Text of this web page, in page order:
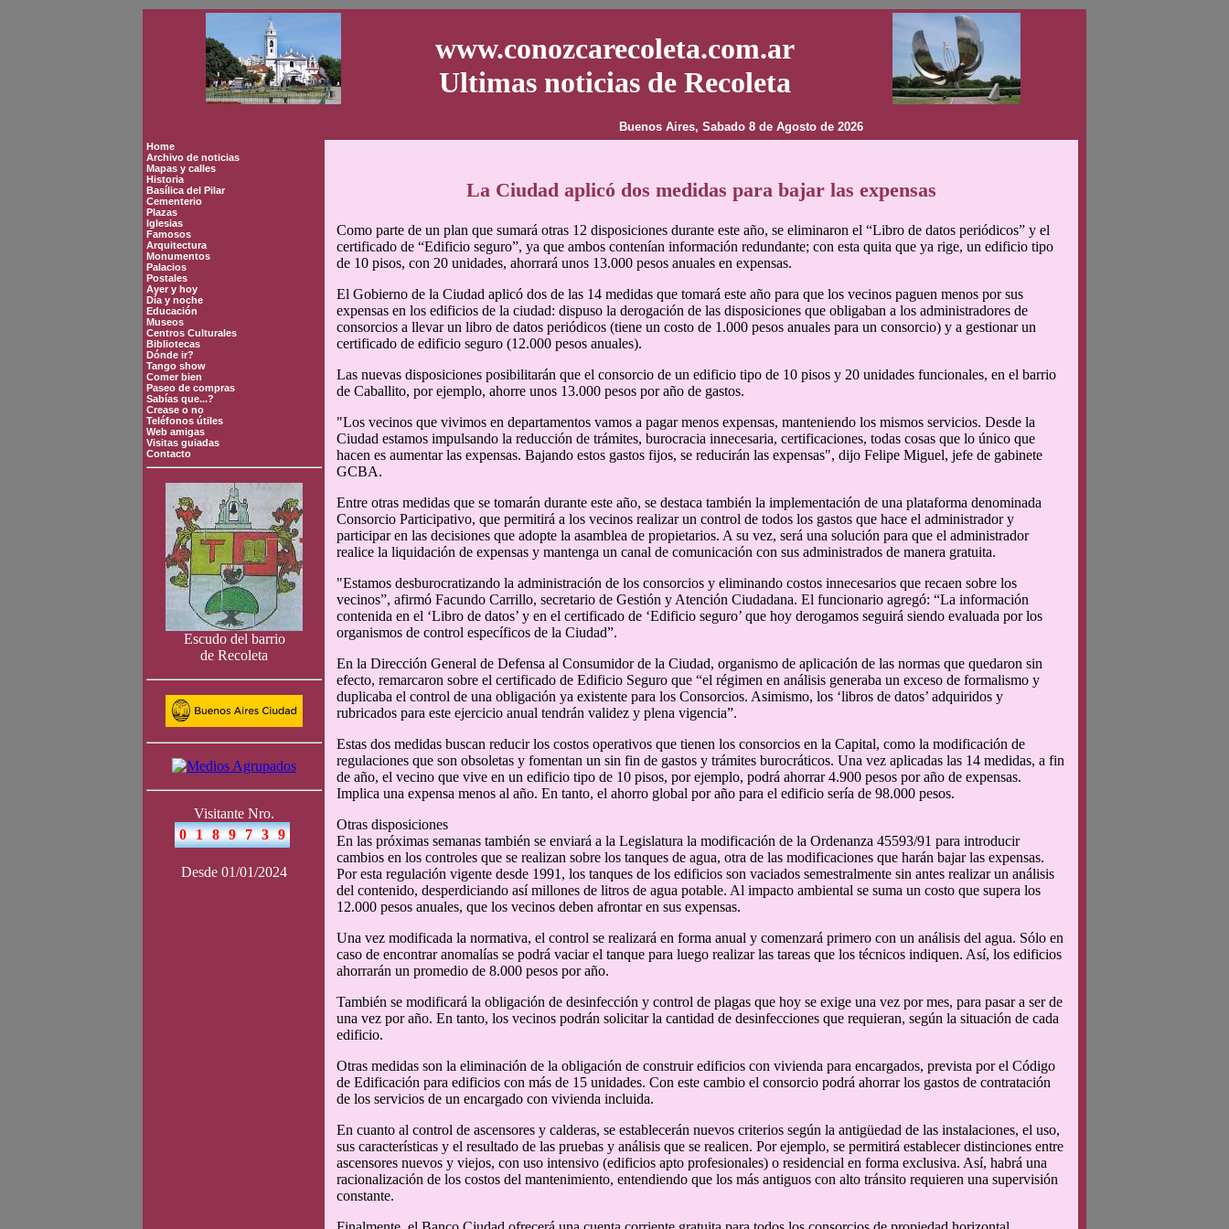
www.conozcarecoleta.com.ar
Ultimas noticias de Recoleta
Buenos Aires, Sabado 8 de Agosto de 2026
Home
Archivo de noticias
Mapas y calles
Historia
Basílica del Pilar
Cementerio
Plazas
Iglesias
Famosos
Arquitectura
Monumentos
Palacios
Postales
Ayer y hoy
Día y noche
Educación
Museos
Centros Culturales
Bibliotecas
Dónde ir?
Tango show
Comer bien
Paseo de compras
Sabías que...?
Crease o no
Teléfonos útiles
Web amigas
Visitas guiadas
Contacto
Escudo del barrio
de Recoleta
Visitante Nro.
Desde 01/01/2024
La Ciudad aplicó dos medidas para bajar las expensas
Como parte de un plan que sumará otras 12 disposiciones durante este año, se eliminaron el “Libro de datos periódicos” y el
certificado de “Edificio seguro”, ya que ambos contenían información redundante; con esta quita que ya rige, un edificio tipo
de 10 pisos, con 20 unidades, ahorrará unos 13.000 pesos anuales en expensas.
El Gobierno de la Ciudad aplicó dos de las 14 medidas que tomará este año para que los vecinos paguen menos por sus
expensas en los edificios de la ciudad: dispuso la derogación de las disposiciones que obligaban a los administradores de
consorcios a llevar un libro de datos periódicos (tiene un costo de 1.000 pesos anuales para un consorcio) y a gestionar un
certificado de edificio seguro (12.000 pesos anuales).
Las nuevas disposiciones posibilitarán que el consorcio de un edificio tipo de 10 pisos y 20 unidades funcionales, en el barrio
de Caballito, por ejemplo, ahorre unos 13.000 pesos por año de gastos.
"Los vecinos que vivimos en departamentos vamos a pagar menos expensas, manteniendo los mismos servicios. Desde la
Ciudad estamos impulsando la reducción de trámites, burocracia innecesaria, certificaciones, todas cosas que lo único que
hacen es aumentar las expensas. Bajando estos gastos fijos, se reducirán las expensas", dijo Felipe Miguel, jefe de gabinete
GCBA.
Entre otras medidas que se tomarán durante este año, se destaca también la implementación de una plataforma denominada
Consorcio Participativo, que permitirá a los vecinos realizar un control de todos los gastos que hace el administrador y
participar en las decisiones que adopte la asamblea de propietarios. A su vez, será una solución para que el administrador
realice la liquidación de expensas y mantenga un canal de comunicación con sus administrados de manera gratuita.
"Estamos desburocratizando la administración de los consorcios y eliminando costos innecesarios que recaen sobre los
vecinos”, afirmó Facundo Carrillo, secretario de Gestión y Atención Ciudadana. El funcionario agregó: “La información
contenida en el ‘Libro de datos’ y en el certificado de ‘Edificio seguro’ que hoy derogamos seguirá siendo evaluada por los
organismos de control específicos de la Ciudad”.
En la Dirección General de Defensa al Consumidor de la Ciudad, organismo de aplicación de las normas que quedaron sin
efecto, remarcaron sobre el certificado de Edificio Seguro que “el régimen en análisis generaba un exceso de formalismo y
duplicaba el control de una obligación ya existente para los Consorcios. Asimismo, los ‘libros de datos’ adquiridos y
rubricados para este ejercicio anual tendrán validez y plena vigencia”.
Estas dos medidas buscan reducir los costos operativos que tienen los consorcios en la Capital, como la modificación de
regulaciones que son obsoletas y fomentan un sin fin de gastos y trámites burocráticos. Una vez aplicadas las 14 medidas, a fin
de año, el vecino que vive en un edificio tipo de 10 pisos, por ejemplo, podrá ahorrar 4.900 pesos por año de expensas.
Implica una expensa menos al año. En tanto, el ahorro global por año para el edificio sería de 98.000 pesos.
Otras disposiciones
En las próximas semanas también se enviará a la Legislatura la modificación de la Ordenanza 45593/91 para introducir
cambios en los controles que se realizan sobre los tanques de agua, otra de las modificaciones que harán bajar las expensas.
Por esta regulación vigente desde 1991, los tanques de los edificios son vaciados semestralmente sin antes realizar un análisis
del contenido, desperdiciando así millones de litros de agua potable. Al impacto ambiental se suma un costo que supera los
12.000 pesos anuales, que los vecinos deben afrontar en sus expensas.
Una vez modificada la normativa, el control se realizará en forma anual y comenzará primero con un análisis del agua. Sólo en
caso de encontrar anomalías se podrá vaciar el tanque para luego realizar las tareas que los técnicos indiquen. Así, los edificios
ahorrarán un promedio de 8.000 pesos por año.
También se modificará la obligación de desinfección y control de plagas que hoy se exige una vez por mes, para pasar a ser de
una vez por año. En tanto, los vecinos podrán solicitar la cantidad de desinfecciones que requieran, según la situación de cada
edificio.
Otras medidas son la eliminación de la obligación de construir edificios con vivienda para encargados, prevista por el Código
de Edificación para edificios con más de 15 unidades. Con este cambio el consorcio podrá ahorrar los gastos de contratación
de los servicios de un encargado con vivienda incluida.
En cuanto al control de ascensores y calderas, se establecerán nuevos criterios según la antigüedad de las instalaciones, el uso,
sus características y el resultado de las pruebas y análisis que se realicen. Por ejemplo, se permitirá establecer distinciones entre
ascensores nuevos y viejos, con uso intensivo (edificios apto profesionales) o residencial en forma exclusiva. Así, habrá una
racionalización de los costos del mantenimiento, entendiendo que los más antiguos con alto tránsito requieren una supervisión
constante.